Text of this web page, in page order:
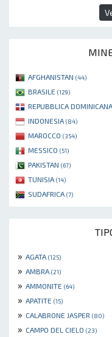
AFGHANISTAN (44)
BRASILE (129)
REPUBBLICA DOMINICANA
INDONESIA (84)
MAROCCO (354)
MESSICO (51)
PAKISTAN (67)
TUNISIA (14)
SUDAFRICA (7)
» AGATA (125)
» AMBRA (21)
» AMMONITE (64)
» APATITE (15)
» CALABRONE JASPER (80)
» CAMPO DEL CIELO (23)